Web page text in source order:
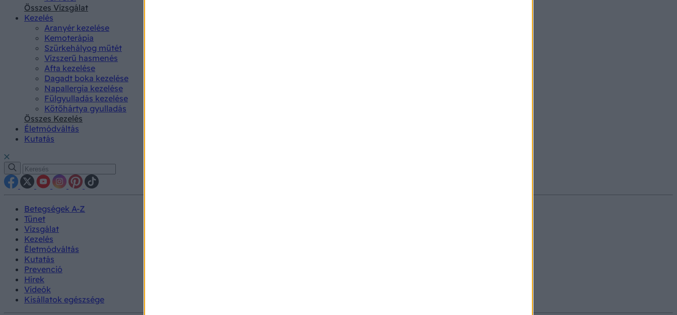
Összes Vizsgálat
Kezelés
Aranyér kezelése
Kemoterápia
Szürkehályog műtét
Vízszerű hasmenés
Afta kezelése
Dagadt boka kezelése
Napallergia kezelése
Fülgyulladás kezelése
Kötőhártya gyulladás
Összes Kezelés
Életmódváltás
Kutatás
Betegségek A-Z
Tünet
Vizsgálat
Kezelés
Életmódváltás
Kutatás
Prevenció
Hírek
Videók
Kisállatok egészsége